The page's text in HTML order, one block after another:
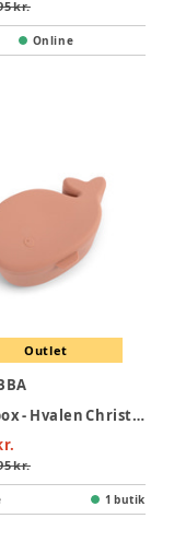
kr.
Online
Outlet
Snackbox - Hvalen Christian - Misty Rose
kr.
1 butik